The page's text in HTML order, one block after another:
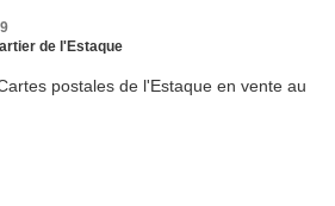
de l'Estaque